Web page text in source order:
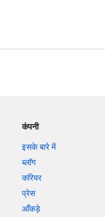
कंपनी
इसके बारे में
ब्लॉग
करियर
प्रेस
आँकड़े